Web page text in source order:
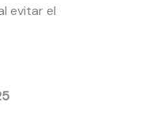
evitar el